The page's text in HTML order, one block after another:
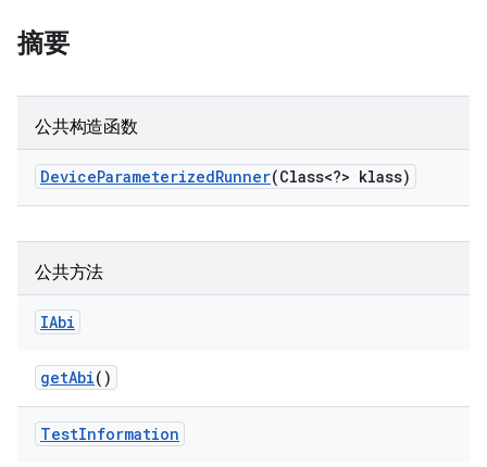
摘要
公共构造函数
DeviceParameterizedRunner(Class<?> klass)
公共方法
IAbi
getAbi()
TestInformation